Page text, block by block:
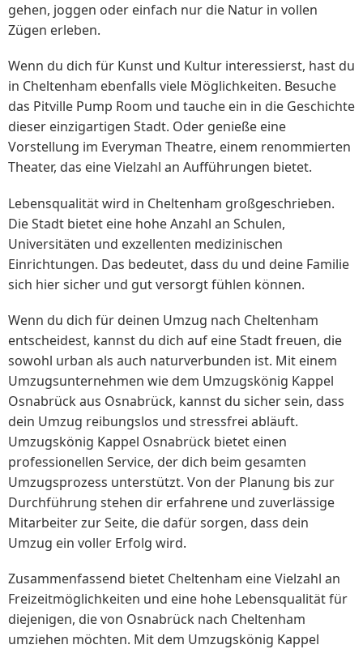
gehen, joggen oder einfach nur die Natur in vollen
Zügen erleben.
Wenn du dich für Kunst und Kultur interessierst, hast du
in Cheltenham ebenfalls viele Möglichkeiten. Besuche
das Pitville Pump Room und tauche ein in die Geschichte
dieser einzigartigen Stadt. Oder genieße eine
Vorstellung im Everyman Theatre, einem renommierten
Theater, das eine Vielzahl an Aufführungen bietet.
Lebensqualität wird in Cheltenham großgeschrieben.
Die Stadt bietet eine hohe Anzahl an Schulen,
Universitäten und exzellenten medizinischen
Einrichtungen. Das bedeutet, dass du und deine Familie
sich hier sicher und gut versorgt fühlen können.
Wenn du dich für deinen Umzug nach Cheltenham
entscheidest, kannst du dich auf eine Stadt freuen, die
sowohl urban als auch naturverbunden ist. Mit einem
Umzugsunternehmen wie dem Umzugskönig Kappel
Osnabrück aus Osnabrück, kannst du sicher sein, dass
dein Umzug reibungslos und stressfrei abläuft.
Umzugskönig Kappel Osnabrück bietet einen
professionellen Service, der dich beim gesamten
Umzugsprozess unterstützt. Von der Planung bis zur
Durchführung stehen dir erfahrene und zuverlässige
Mitarbeiter zur Seite, die dafür sorgen, dass dein
Umzug ein voller Erfolg wird.
Zusammenfassend bietet Cheltenham eine Vielzahl an
Freizeitmöglichkeiten und eine hohe Lebensqualität für
diejenigen, die von Osnabrück nach Cheltenham
umziehen möchten. Mit dem Umzugskönig Kappel